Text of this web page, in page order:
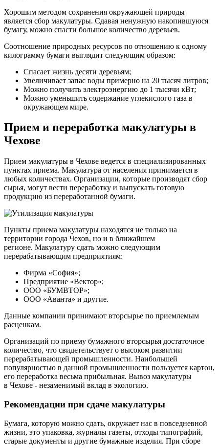
Хорошим методом сохранения окружающей природы
является сбор макулатуры. Сдавая ненужную накопившуюся
бумагу, можно спасти большое количество деревьев.
Соотношение природных ресурсов по отношению к одному
килограмму бумаги выглядит следующим образом:
Спасает жизнь десяти деревьям;
Увеличивает запас воды примерно на 20 тысяч литров;
Можно получить электроэнергию до 1 тысячи кВт;
Можно уменьшить содержание углекислого газа в
окружающем мире.
Прием и переработка макулатуры в
Чехове
Прием макулатуры в Чехове ведется в специализированных
пунктах приема. Макулатура от населения принимается в
любых количествах. Организации, которые производят сбор
сырья, могут вести переработку и выпускать готовую
продукцию из переработанной бумаги.
Пункты приема макулатуры находятся не только на
территории города Чехов, но и в ближайшем
регионе. Макулатуру сдать можно следующим
перерабатывающим предприятиям:
Фирма «София»;
Предприятие «Вектор»;
ООО «БУМВТОР»;
ООО «Аванта» и другие.
Данные компании принимают вторсырье по приемлемым
расценкам.
Организаций по приему бумажного вторсырья достаточное
количество, что свидетельствует о высоком развитии
перерабатывающей промышленности. Наибольшей
популярностью в данной промышленности пользуется картон,
его переработка весьма прибыльная. Вывоз макулатуры
в Чехове - незаменимый вклад в экологию.
Рекомендации при сдаче макулатуры
Бумага, которую можно сдать, окружает нас в повседневной
жизни, это упаковка, журналы газеты, отходы типографий,
старые документы и другие бумажные изделия. При сборе